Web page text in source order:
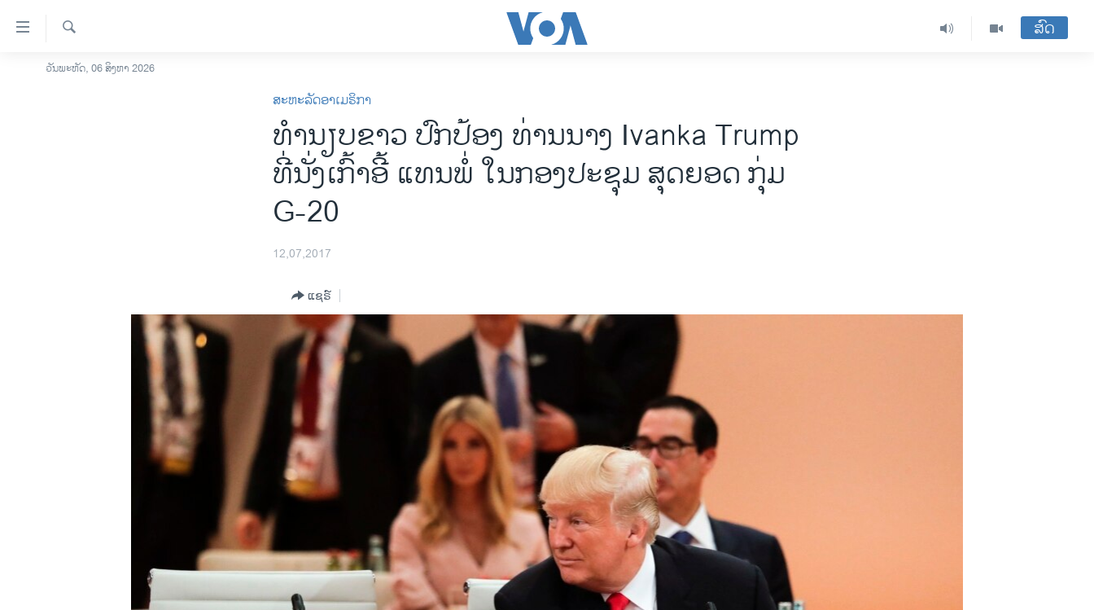
ລິ້ງ
ສຳຫລັບ
ໂຮມເພຈ
ຄົ້ນຫາ
ສົດ
ວັນພະຫັດ, 06 ສິງຫາ 2026
ສະຫະລັດອາເມຣິກາ
ທຳນຽບຂາວ ປົກປ້ອງ ທ່ານນາງ Ivanka Trump
ທີ່ນັ່ງເກົ້າອີ້ ແທນພໍ່ ໃນກອງປະຊຸມ ສຸດຍອດ ກຸ່ມ
G-20
12,07,2017
ແຊຣ໌